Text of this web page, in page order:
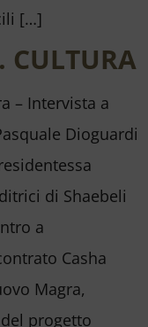
[…]
CULTURA
– Intervista a
Dioguardi
di Shaebeli
a
Casha
Magra,
progetto